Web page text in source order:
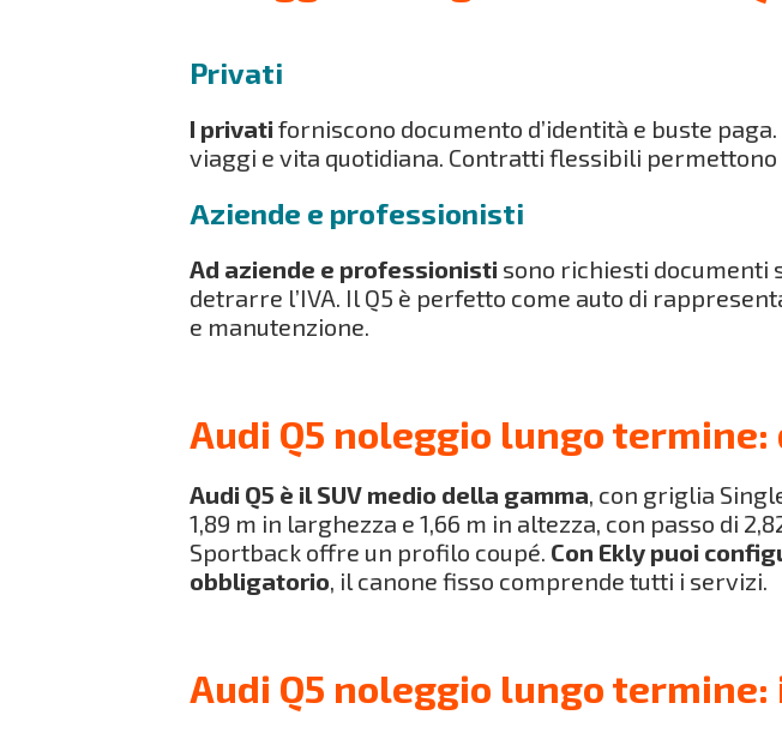
Privati
I privati forniscono documento d’identità e buste
viaggi e vita quotidiana. Contratti flessibili
Aziende e professionisti
Ad aziende e professionisti sono richiesti documenti
detrarre l’IVA. Il Q5 è perfetto come auto di
e manutenzione.
Audi Q5 noleggio lungo
Audi Q5 è il SUV medio della gamma, con griglia
1,89 m in larghezza e 1,66 m in altezza, con passo di
Sportback offre un profilo coupé. Con Ekly puoi
obbligatorio, il canone fisso comprende tutti i servizi.
Audi Q5 noleggio lungo